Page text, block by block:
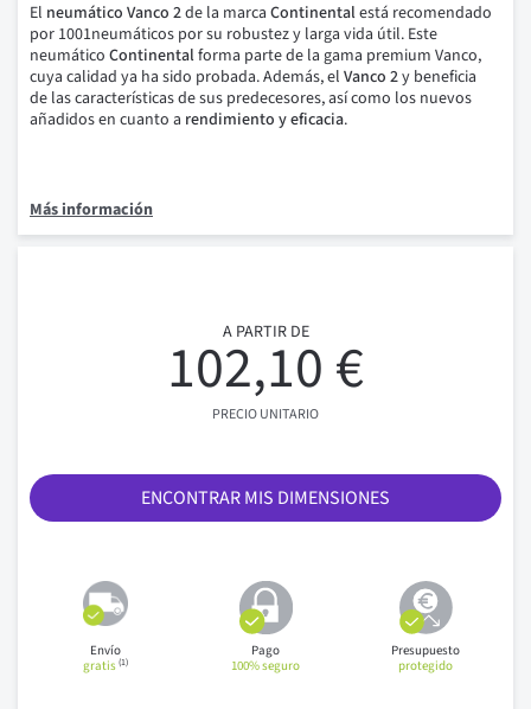
El neumático Vanco 2de la marca Continentalestá recomendado
por 1001neumáticos por su robustez y larga vida útil. Este
neumático Continentalforma parte de la gama premium Vanco,
cuya calidad ya ha sido probada.Además, el Vanco 2y beneficia
de las características de sus predecesores, así como los nuevos
añadidosen cuanto a rendimiento y eficacia.
Más información
A PARTIR DE
102,10 €
PRECIO UNITARIO
ENCONTRAR MIS DIMENSIONES
Envío
gratis(1)
Pago
100% seguro
Presupuesto
protegido